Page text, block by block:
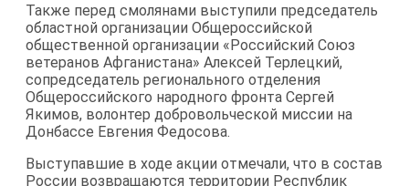
Также перед смолянами выступили председатель
областной организации Общероссийской
общественной организации «Российский Союз
ветеранов Афганистана» Алексей Терлецкий,
сопредседатель регионального отделения
Общероссийского народного фронта Сергей
Якимов, волонтер добровольческой миссии на
Донбассе Евгения Федосова.
Выступавшие в ходе акции отмечали, что в состав
России возвращаются территории Республик